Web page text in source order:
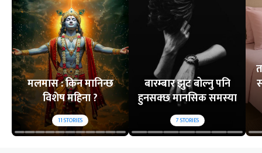
मलमास : किन मानिन्छ
विशेष महिना ?
11STORIES
बारम्बार झुट बोल्नु पनि
हुनसक्छ मानसिक समस्या
7STORIES